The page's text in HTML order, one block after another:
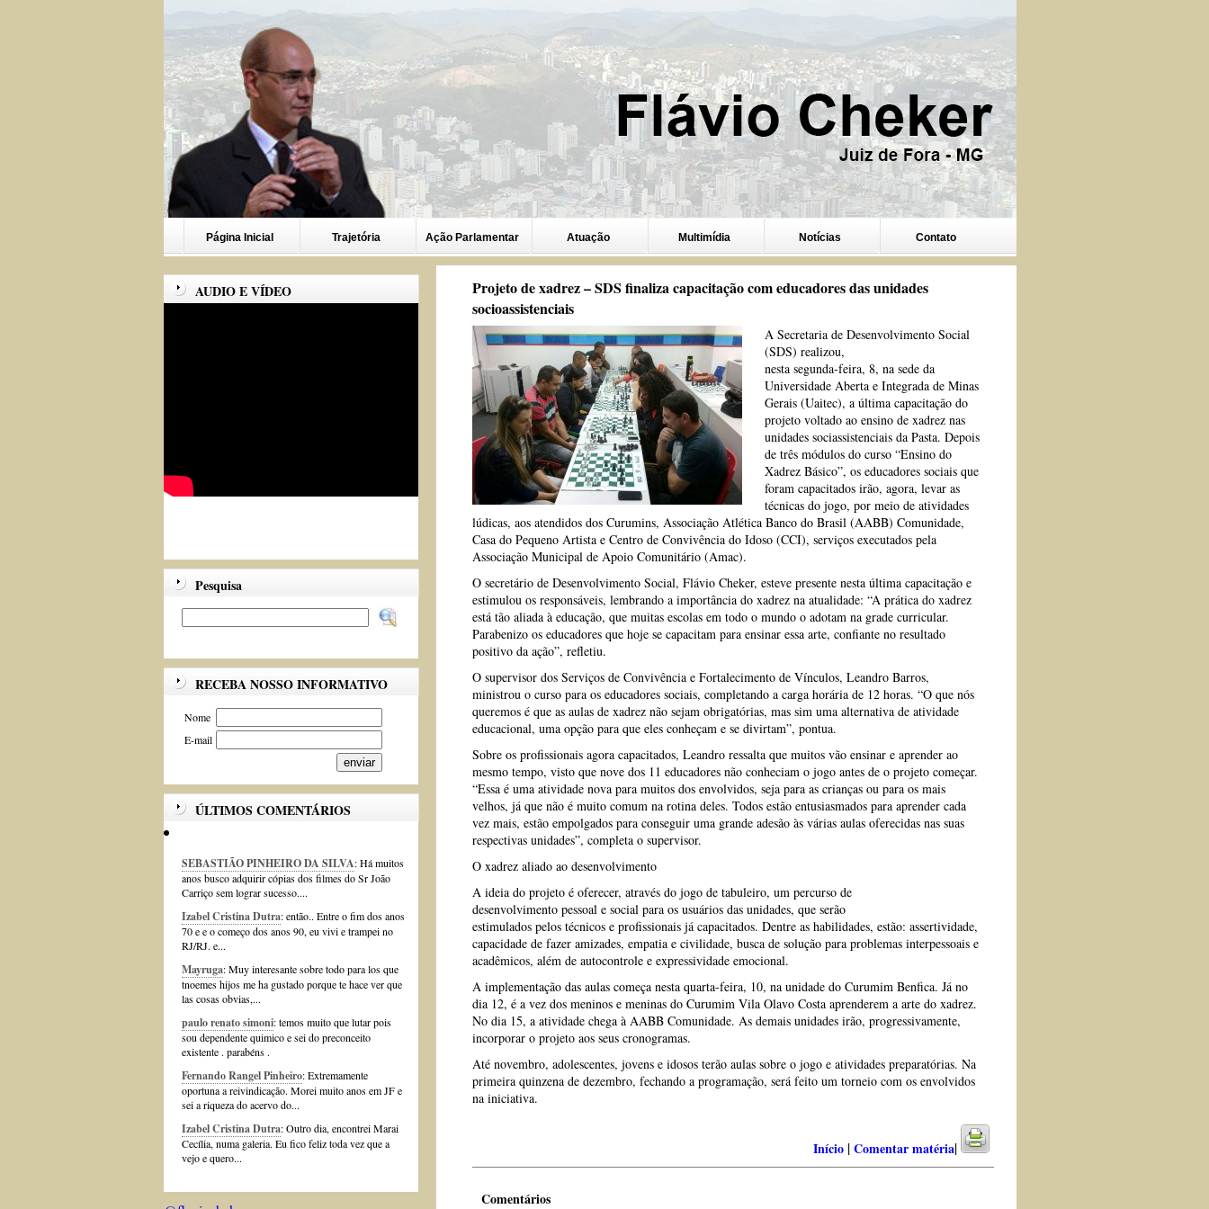
Página Inicial Trajetória Ação Parlamentar Atuação Multimídia Notícias Contato
AUDIO E VÍDEO
Pesquisa
RECEBA NOSSO INFORMATIVO
Nome
E-mail
ÚLTIMOS COMENTÁRIOS
SEBASTIÃO PINHEIRO DA SILVA: Há muitos
anos busco adquirir cópias dos filmes do Sr João
Carriço sem lograr sucesso....
Izabel Cristina Dutra: então.. Entre o fim dos anos
70 e e o começo dos anos 90, eu vivi e trampei no
RJ/RJ. e...
Mayruga: Muy interesante sobre todo para los que
tnoemes hijos me ha gustado porque te hace ver que
las cosas obvias,...
paulo renato simoni: temos muito que lutar pois
sou dependente quimico e sei do preconceito
existente . parabéns .
Fernando Rangel Pinheiro: Extremamente
oportuna a reivindicação. Morei muito anos em JF e
sei a riqueza do acervo do...
Izabel Cristina Dutra: Outro dia, encontrei Marai
Cecília, numa galeria. Eu fico feliz toda vez que a
vejo e quero...
Projeto de xadrez – SDS finaliza capacitação com educadores das unidades
socioassistenciais
A Secretaria de Desenvolvimento Social
(SDS) realizou,
nesta segunda-feira, 8, na sede da
Universidade Aberta e Integrada de Minas
Gerais (Uaitec), a última capacitação do
projeto voltado ao ensino de xadrez nas
unidades sociassistenciais da Pasta. Depois
de três módulos do curso “Ensino do
Xadrez Básico”, os educadores sociais que
foram capacitados irão, agora, levar as
técnicas do jogo, por meio de atividades
lúdicas, aos atendidos dos Curumins, Associação Atlética Banco do Brasil (AABB) Comunidade,
Casa do Pequeno Artista e Centro de Convivência do Idoso (CCI), serviços executados pela
Associação Municipal de Apoio Comunitário (Amac).
O secretário de Desenvolvimento Social, Flávio Cheker, esteve presente nesta última capacitação e
estimulou os responsáveis, lembrando a importância do xadrez na atualidade: “A prática do xadrez
está tão aliada à educação, que muitas escolas em todo o mundo o adotam na grade curricular.
Parabenizo os educadores que hoje se capacitam para ensinar essa arte, confiante no resultado
positivo da ação”, refletiu.
O supervisor dos Serviços de Convivência e Fortalecimento de Vínculos, Leandro Barros,
ministrou o curso para os educadores sociais, completando a carga horária de 12 horas. “O que nós
queremos é que as aulas de xadrez não sejam obrigatórias, mas sim uma alternativa de atividade
educacional, uma opção para que eles conheçam e se divirtam”, pontua.
Sobre os profissionais agora capacitados, Leandro ressalta que muitos vão ensinar e aprender ao
mesmo tempo, visto que nove dos 11 educadores não conheciam o jogo antes de o projeto começar.
“Essa é uma atividade nova para muitos dos envolvidos, seja para as crianças ou para os mais
velhos, já que não é muito comum na rotina deles. Todos estão entusiasmados para aprender cada
vez mais, estão empolgados para conseguir uma grande adesão às várias aulas oferecidas nas suas
respectivas unidades”, completa o supervisor.
O xadrez aliado ao desenvolvimento
A ideia do projeto é oferecer, através do jogo de tabuleiro, um percurso de
desenvolvimento pessoal e social para os usuários das unidades, que serão
estimulados pelos técnicos e profissionais já capacitados. Dentre as habilidades, estão: assertividade,
capacidade de fazer amizades, empatia e civilidade, busca de solução para problemas interpessoais e
acadêmicos, além de autocontrole e expressividade emocional.
A implementação das aulas começa nesta quarta-feira, 10, na unidade do Curumim Benfica. Já no
dia 12, é a vez dos meninos e meninas do Curumim Vila Olavo Costa aprenderem a arte do xadrez.
No dia 15, a atividade chega à AABB Comunidade. As demais unidades irão, progressivamente,
incorporar o projeto aos seus cronogramas.
Até novembro, adolescentes, jovens e idosos terão aulas sobre o jogo e atividades preparatórias. Na
primeira quinzena de dezembro, fechando a programação, será feito um torneio com os envolvidos
na iniciativa.
Início |Comentar matéria|
Comentários